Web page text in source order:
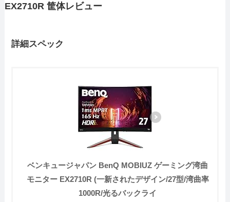
EX2710R 筐体レビュー
詳細スペック
ベンキュージャパン BenQ MOBIUZ ゲーミング湾曲
モニター EX2710R (一新されたデザイン/27型/湾曲率
1000R/光るバックライ